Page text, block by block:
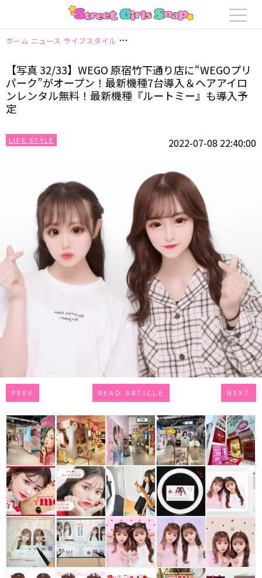
ホーム ニュース ライフスタイル 【写真 32/33】WEGO 原宿竹下通り店に
【写真 32/33】WEGO 原宿竹下通り店に“WEGOプリ
パーク”がオープン！最新機種7台導入＆ヘアアイロ
ンレンタル無料！最新機種『ルートミー』も導入予
定
LIFE STYLE 2022-07-08 22:40:00
PREV READ ARTICLE NEXT